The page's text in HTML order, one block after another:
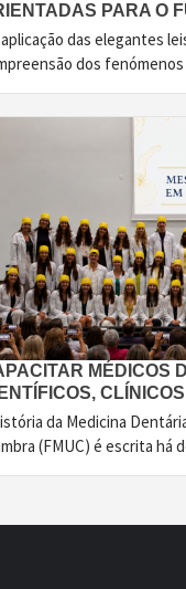
PARA O
das elegantes
dos
MÉDICOS
da Medicina
(FMUC) é escrita há